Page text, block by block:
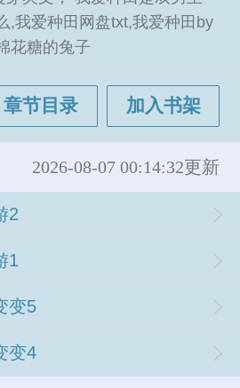
,我爱种田网盘txt,我爱种田by
花糖的兔子
章节目录 加入书架
2026-08-07 00:14:32更新
2
1
变5
变4